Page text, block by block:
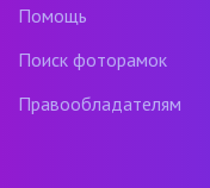
Помощь
Поиск фоторамок
Правообладателям